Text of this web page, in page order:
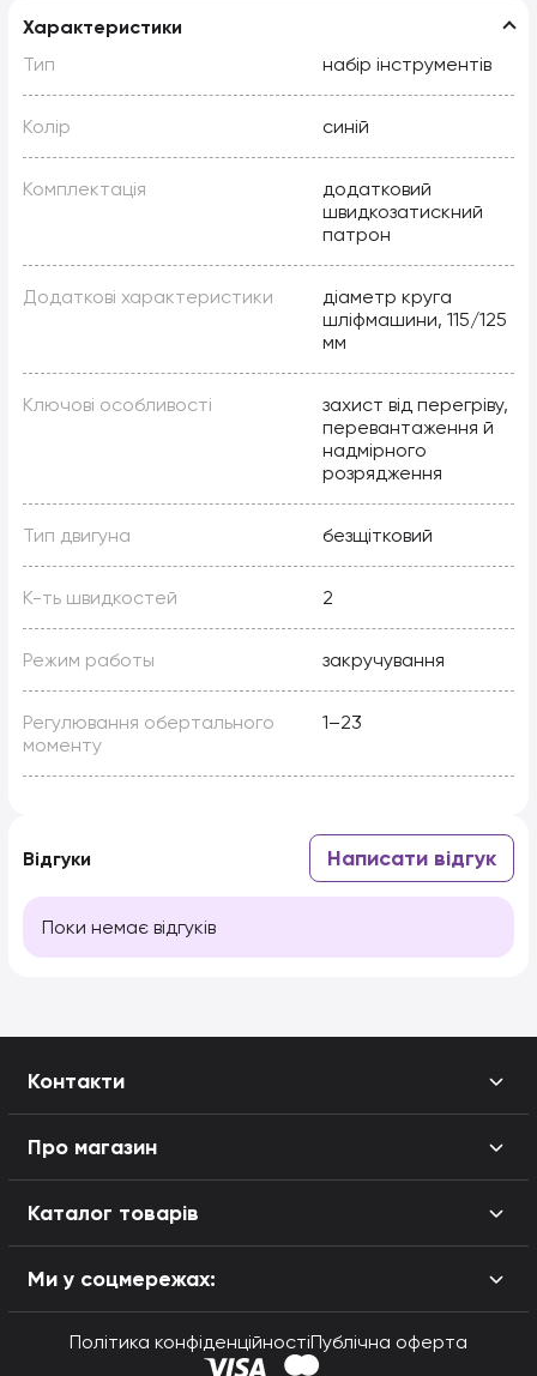
Характеристики
Тип
набір інструментів
Колір синій
Комплектація
додатковий
швидкозатискний
патрон
Додаткові характеристики
діаметр круга
шліфмашини, 115/125
мм
Ключові особливості
захист від перегріву,
перевантаження й
надмірного
розрядження
Тип двигуна безщітковий
К-ть швидкостей 2
Режим работы закручування
Регулювання обертального
моменту
1–23
Відгуки Написати відгук
Поки немає відгуків
Контакти
Про магазин
Каталог товарів
Ми у соцмережах:
Політика конфіденційностіПублічна оферта